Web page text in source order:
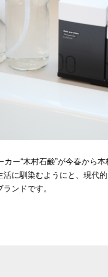
ー“木村石鹸”が今春から
活に馴染むようにと、現代
ンドです。